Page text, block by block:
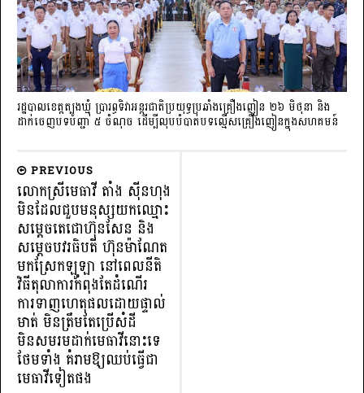
រដ្ឋបាលខេត្តត្បូងឃ្មុំ ប្រារព្ធទិវាអន្តរជាតិប្រយុទ្ធប្រឆាំងគ្រឿងញៀន ២៦ មិថុនា និង
ដាក់ចេញបទបញ្ជា ៥ ចំណុច ដើម្បីលុបបំបាត់បទល្មើសគ្រឿងញៀនក្នុងសហគមន៍
PREVIOUS
លោកស្រីមេធាវី តាំង ស៊ីនហុង
មិនដែលជួបមនុស្សយកឈ្មោះ
សម្តេចតេជោហ៊ុនសែន និង
សម្តេចបវរធិបតី ហ៊ុនម៉ាណែត
មកស្រែកឡូឡា នៅពេលនីតិ
វិធីតុលាការកំពុងតែដំណើរ
ការទាញហេតុផលដោយផ្ទាល់
មាត់ មិនត្រឹមតែប្រើសំដី
មិនសមរមដាក់មេធាវីនោះទេ
ថែមទាំង គំរាមឱ្យឈប់ធ្វើជា
មេធាវីទៀតផង